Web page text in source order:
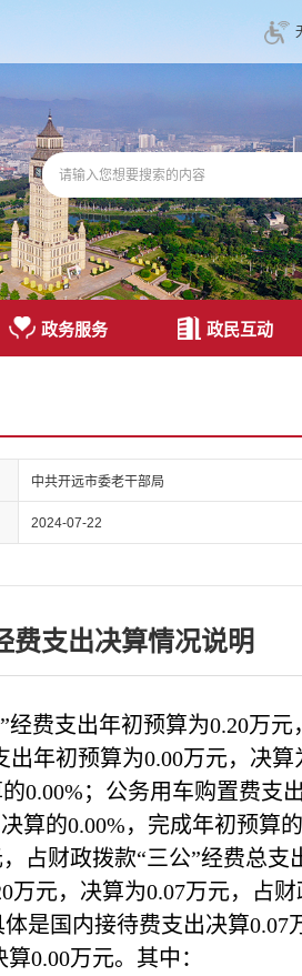
政务服务 政民互动
中共开远市委老干部局
2024-07-22
费支出决算情况说明
”经费支出年初预算为0.20万元
出年初预算为0.00万元，决算
0.00%；公务用车购置费支
算的0.00%，完成年初预算的
占财政拨款“三公”经费总支
万元，决算为0.07万元，占财
体是国内接待费支出决算0.07
算0.00万元。其中：